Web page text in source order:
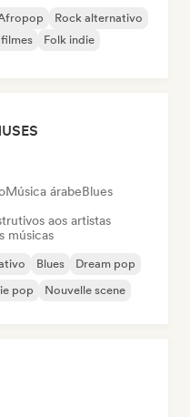
Rock alternativo
Folk indie
Música árabeBlues
aos artistas
músicas
Blues
Dream pop
pop Nouvelle scene